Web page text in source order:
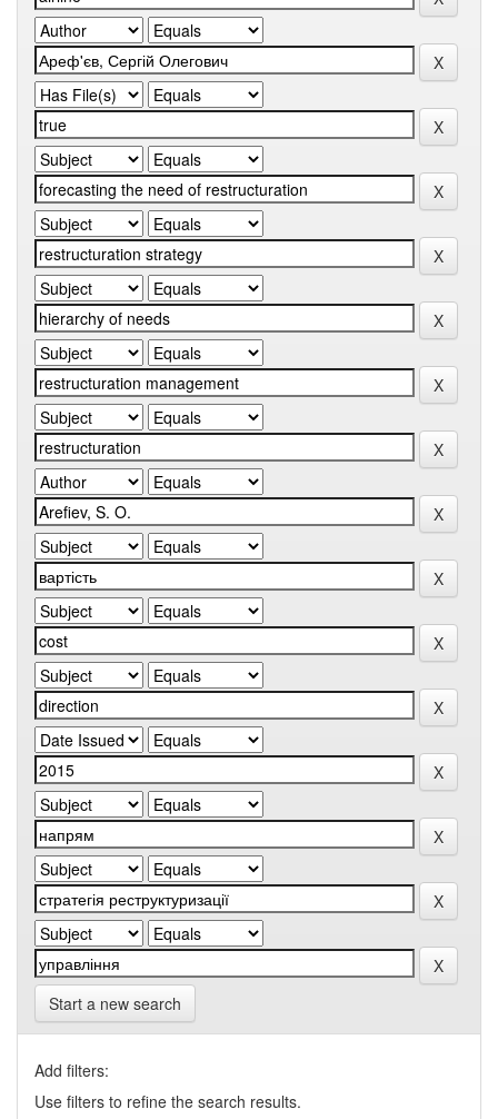
Start a new search
Add filters:
Use filters to refine the search results.